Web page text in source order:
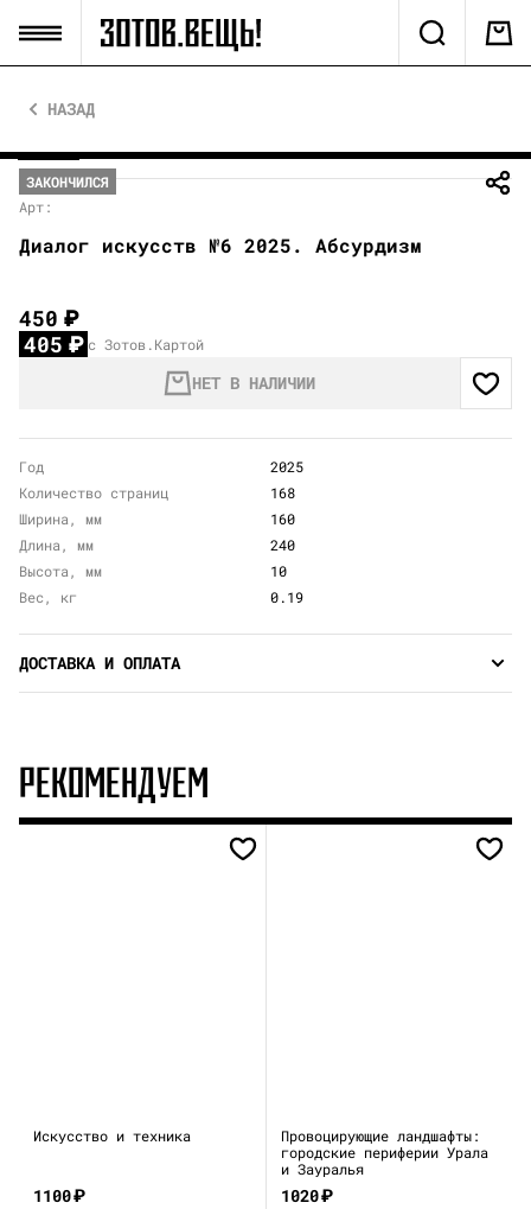
НАЗАД
ЗАКОНЧИЛСЯ
Арт:
Диалог искусств №6 2025. Абсурдизм
450₽
405₽ с Зотов.Картой
НЕТ В НАЛИЧИИ
Год
2025
Количество страниц
168
Ширина, мм
160
Длина, мм
240
Высота, мм
10
Вес, кг
0.19
ДОСТАВКА И ОПЛАТА
РЕКОМЕНДУЕМ
Искусство и техника
1100₽
Провоцирующие ландшафты:
городские периферии Урала
и Зауралья
1020₽